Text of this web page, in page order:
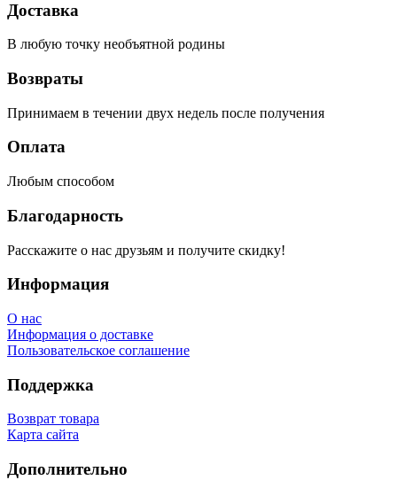
Доставка
В любую точку необъятной родины
Возвраты
Принимаем в течении двух недель после получения
Оплата
Любым способом
Благодарность
Расскажите о нас друзьям и получите скидку!
Информация
О нас
Информация о доставке
Пользовательское соглашение
Поддержка
Возврат товара
Карта сайта
Дополнительно